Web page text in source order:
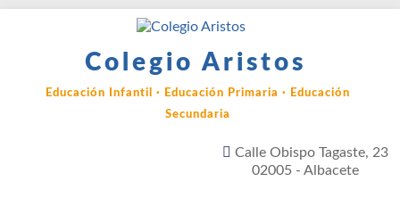
Colegio Aristos
Educación Infantil · Educación Primaria · Educación
Secundaria
Calle Obispo Tagaste, 23
02005 - Albacete